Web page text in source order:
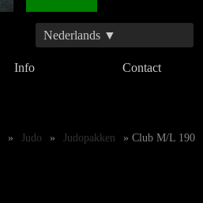
Nederlands ▼
Info Contact
» Judo » Judopakken » Club M/L 190